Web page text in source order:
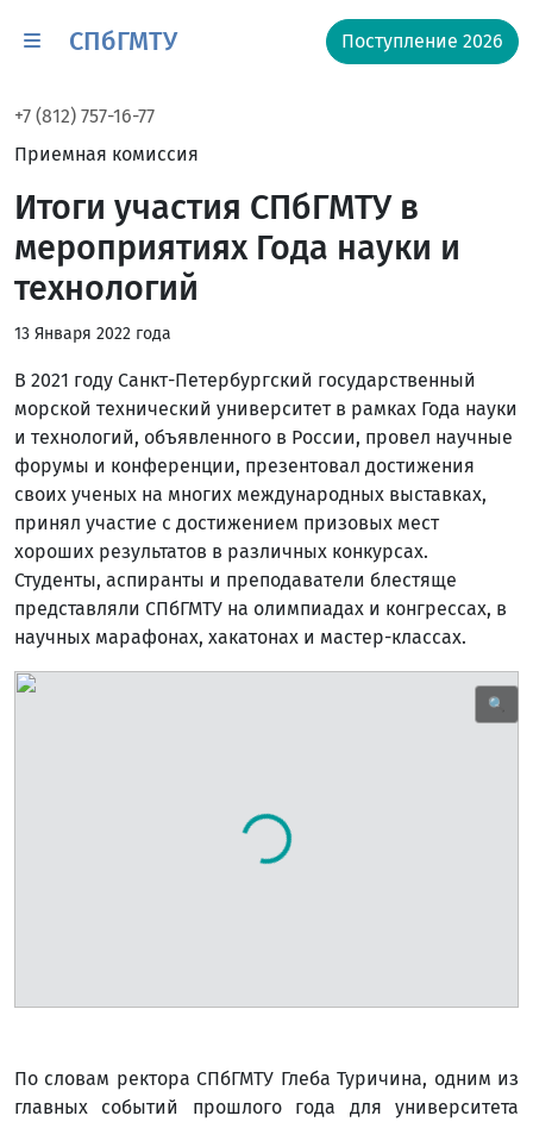
СПбГМТУ Поступление 2026
+7 (812) 757-16-77
Приемная комиссия
Итоги участия СПбГМТУ в
мероприятиях Года науки и
технологий
13 Января 2022 года
В 2021 году Санкт-Петербургский государственный
морской технический университет в рамках Года науки
и технологий, объявленного в России, провел научные
форумы и конференции, презентовал достижения
своих ученых на многих международных выставках,
принял участие с достижением призовых мест
хороших результатов в различных конкурсах.
Студенты, аспиранты и преподаватели блестяще
представляли СПбГМТУ на олимпиадах и конгрессах, в
научных марафонах, хакатонах и мастер-классах.
🔍
По словам ректора СПбГМТУ Глеба Туричина, одним из
главных событий прошлого года для университета